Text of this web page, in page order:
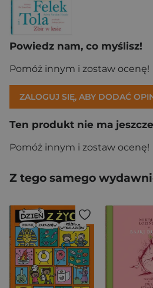
Powiedz nam, co myślisz!
Pomóż innym i zostaw ocenę!
ZALOGUJ SIĘ, ABY DODAĆ
Ten produkt nie ma
Pomóż innym i zostaw ocenę!
Z tego samego